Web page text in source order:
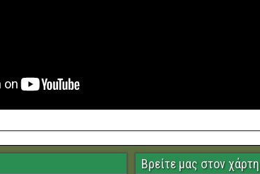
Βρείτε μας στον χάρτη